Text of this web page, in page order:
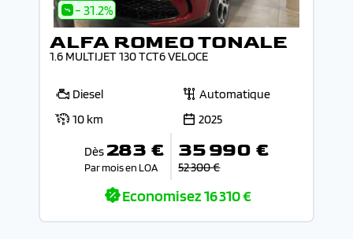
- 31.2%
ALFA ROMEO TONALE
1.6 MULTIJET 130 TCT6 VELOCE
Diesel
Automatique
10 km
2025
Dès 283 €
Par mois en LOA
35 990 €
52 300 €
Economisez16 310 €